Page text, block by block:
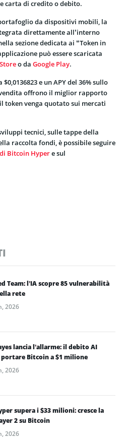
carta di credito o debito.
da dispositivi mobili, la
direttamente all’interno
sezione dedicata ai “Token in
può essere scaricata
o da Google Play.
e un APY del 36% sullo
offrono il miglior rapporto
token venga quotato sui mercati
tecnici, sulle tappe della
raccolta fondi, è possibile seguire
Bitcoin Hypere sul
Team: l’IA scopre 85 vulnerabilità
rete
2026
lancia l’allarme: il debito AI
Bitcoin a $1 milione
2026
supera i $33 milioni: cresce la
2 su Bitcoin
2026